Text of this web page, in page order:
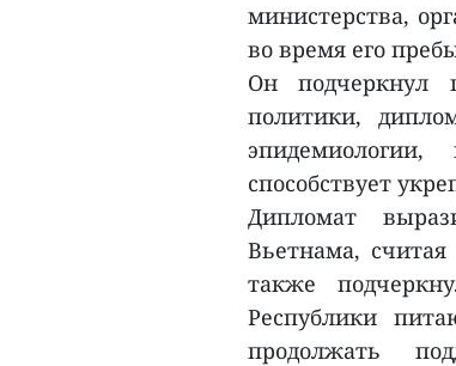
министерства,
во время его
Он подчеркнул
политики,
способствует
Дипломат
Вьетнама,
также
Республики
продолжать